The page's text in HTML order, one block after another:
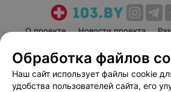
О проекте Новости проекта
Пользовательское соглашение
Вакансии
Обработка файлов
Наш сайт использует файлы cookie
удобства пользователей сайта, его